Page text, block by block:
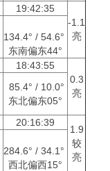
19:42:35
-1.1
亮
134.4° / 54.6°
东南偏东44°
18:43:55
0.3
亮
85.4° / 10.0°
东北偏东05°
20:16:39
1.9
较
亮
284.6° / 34.1°
西北偏西15°